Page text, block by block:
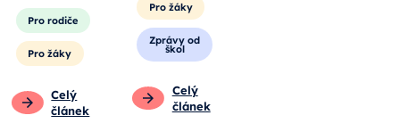
Pro rodiče
Pro žáky
Celý
článek
Pro žáky
Zprávy od
škol
Celý
článek